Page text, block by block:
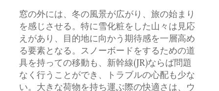
窓の外には、冬の風景が広がり、旅の始まり
を感じさせる。特に雪化粧をした山々は見応
えがあり、目的地に向かう期待感を一層高め
る要素となる。スノーボードをするための道
具を持っての移動も、新幹線(JR)ならば問題
なく行うことができ、トラブルの心配も少な
い。大きな荷物を持ち運ぶ際の快適さは、ウ